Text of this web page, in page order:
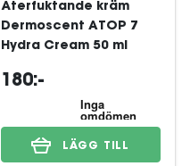
Återfuktande kräm
Dermoscent ATOP 7
Hydra Cream 50 ml
180:-
LÄGG TILL